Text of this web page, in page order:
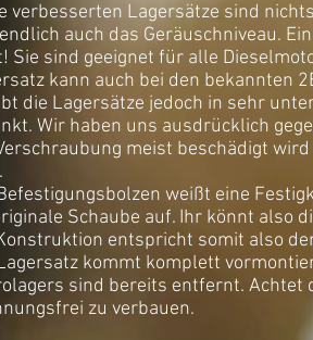
verbesserten Lagersätze sind
auch das Geräuschniveau.
Sie sind geeignet für alle
kann auch bei den bekannten
die Lagersätze jedoch in sehr
Wir haben uns ausdrücklich
meist beschädigt
weißt eine
Schaube auf. Ihr könnt also
entspricht somit also
kommt komplett
sind bereits entfernt.
zu verbauen.